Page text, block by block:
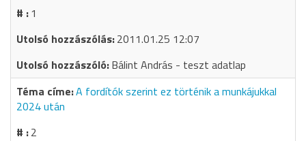
1
2011.01.25 12:07
Bálint András - teszt adatlap
A fordítók szerint ez történik a munkájukkal
2024 után
2